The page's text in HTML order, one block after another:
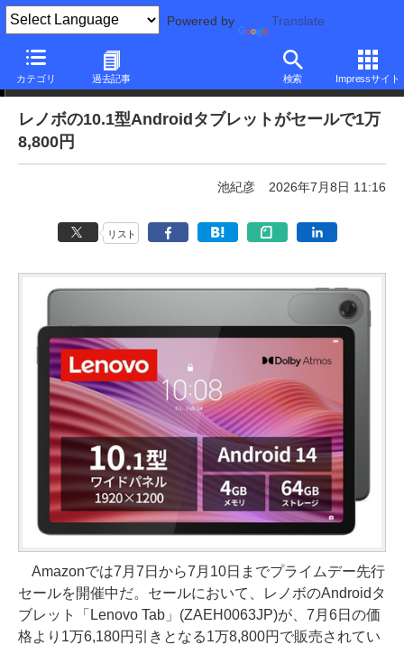
Powered by Translate
カテゴリ 過去記事 検索 Impressサイト
本日みつけたお買い得品
レノボの10.1型Androidタブレットがセールで1万
8,800円
池紀彦 2026年7月8日 11:16
リスト
Amazonでは7月7日から7月10日までプライムデー先行
セールを開催中だ。セールにおいて、レノボのAndroidタ
ブレット「Lenovo Tab」(ZAEH0063JP)が、7月6日の価
格より1万6,180円引きとなる1万8,800円で販売されてい